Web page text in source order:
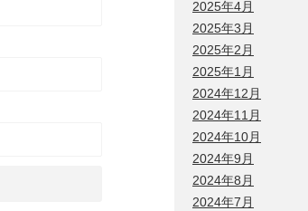
2025年4月
2025年3月
2025年2月
2025年1月
2024年12月
2024年11月
2024年10月
2024年9月
2024年8月
2024年7月